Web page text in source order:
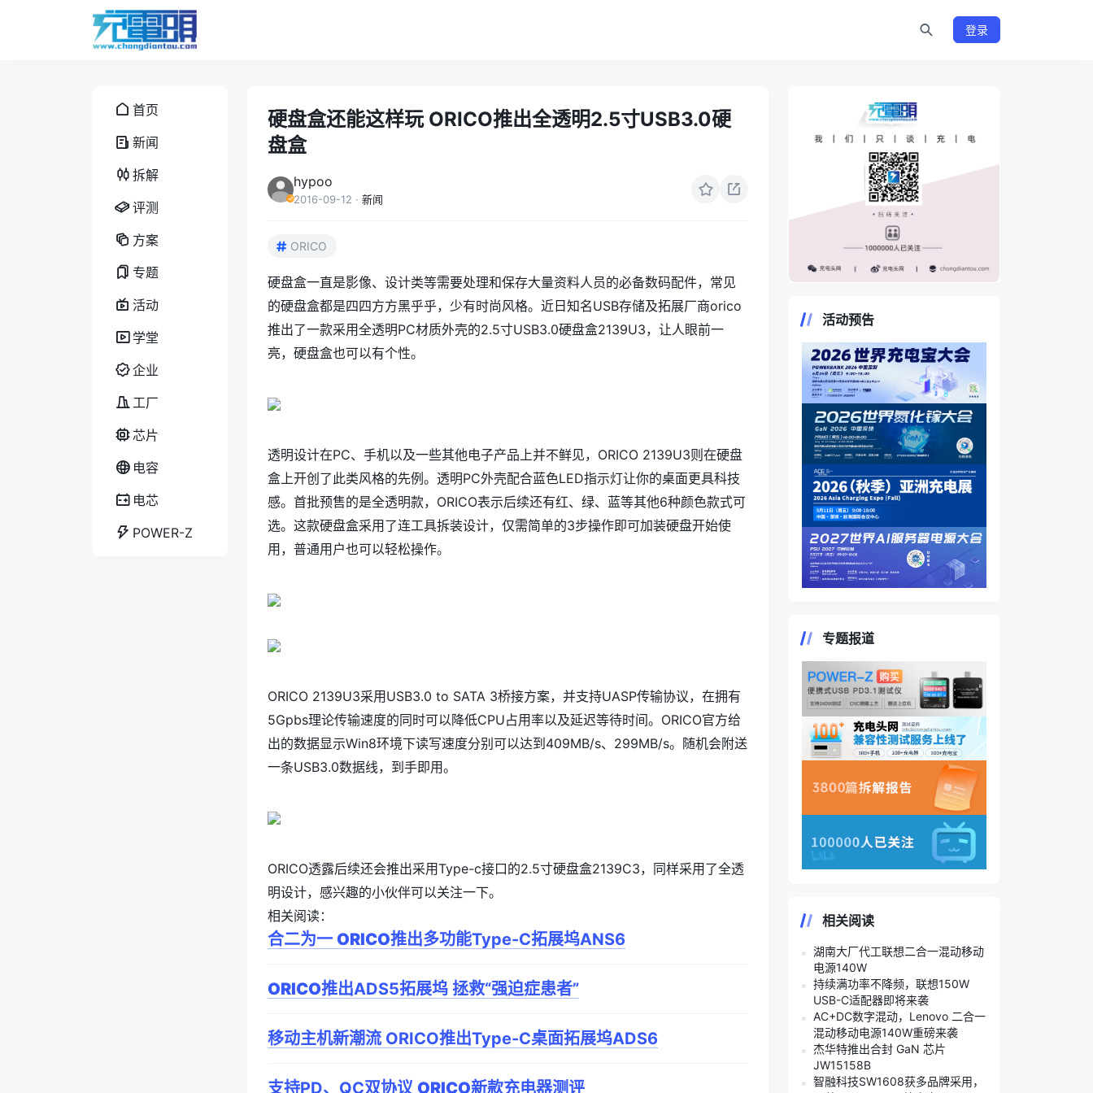
登录
首页
新闻
拆解
评测
方案
专题
活动
学堂
企业
工厂
芯片
电容
电芯
POWER-Z
硬盘盒还能这样玩 ORICO推出全透明2.5寸USB3.0硬
盘盒
hypoo
2016-09-12 · 新闻
ORICO
硬盘盒一直是影像、设计类等需要处理和保存大量资料人员的必备数码配件，常见
的硬盘盒都是四四方方黑乎乎，少有时尚风格。近日知名USB存储及拓展厂商orico
推出了一款采用全透明PC材质外壳的2.5寸USB3.0硬盘盒2139U3，让人眼前一
亮，硬盘盒也可以有个性。
透明设计在PC、手机以及一些其他电子产品上并不鲜见，ORICO 2139U3则在硬盘
盒上开创了此类风格的先例。透明PC外壳配合蓝色LED指示灯让你的桌面更具科技
感。首批预售的是全透明款，ORICO表示后续还有红、绿、蓝等其他6种颜色款式可
选。这款硬盘盒采用了连工具拆装设计，仅需简单的3步操作即可加装硬盘开始使
用，普通用户也可以轻松操作。
ORICO 2139U3采用USB3.0 to SATA 3桥接方案，并支持UASP传输协议，在拥有
5Gpbs理论传输速度的同时可以降低CPU占用率以及延迟等待时间。ORICO官方给
出的数据显示Win8环境下读写速度分别可以达到409MB/s、299MB/s。随机会附送
一条USB3.0数据线，到手即用。
ORICO透露后续还会推出采用Type-c接口的2.5寸硬盘盒2139C3，同样采用了全透
明设计，感兴趣的小伙伴可以关注一下。
相关阅读：
合二为一 ORICO推出多功能Type-C拓展坞ANS6
ORICO推出ADS5拓展坞 拯救“强迫症患者”
移动主机新潮流 ORICO推出Type-C桌面拓展坞ADS6
支持PD、QC双协议 ORICO新款充电器测评
活动预告
专题报道
相关阅读
湖南大厂代工联想二合一混动移动
电源140W
持续满功率不降频，联想150W
USB-C适配器即将来袭
AC+DC数字混动，Lenovo 二合一
混动移动电源140W重磅来袭
杰华特推出合封 GaN 芯片
JW15158B
智融科技SW1608获多品牌采用，